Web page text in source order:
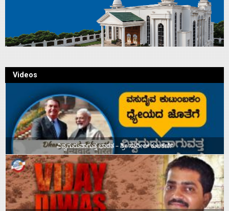
Videos
ವಿಶ್ವಗುರುವಾಗುತ್ತ ಭಾರತ – ಶ್ರೀ ಸುನೀಲ್‌ ಕುಲಕರ್ಣಿ